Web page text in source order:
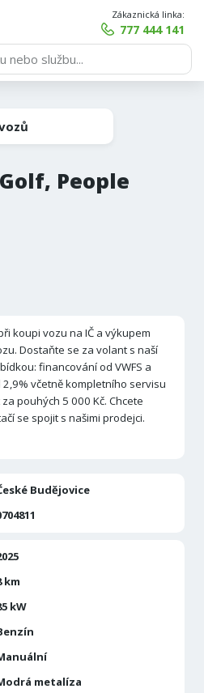
Zákaznická linka:
777 444 141
People
Budějovice
km
kW
metalíza
koupi vozu na IČ a výkupem
Dostaňte se za volant s naší
financování od VWFS a
2,9% včetně kompletního servisu
pouhých 5 000 Kč. Chcete
se spojit s našimi prodejci.